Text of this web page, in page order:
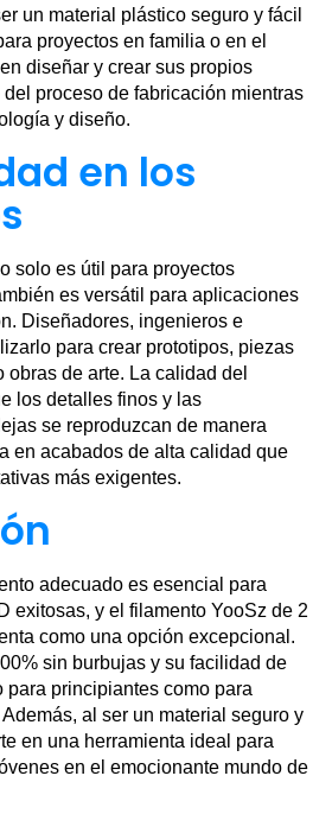
un material plástico seguro y fácil
proyectos en familia o en el
diseñar y crear sus propios
proceso de fabricación mientras
y diseño.
en los
solo es útil para proyectos
es versátil para aplicaciones
Diseñadores, ingenieros e
para crear prototipos, piezas
de arte. La calidad del
los detalles finos y las
se reproduzcan de manera
en acabados de alta calidad que
más exigentes.
adecuado es esencial para
exitosas, y el filamento YooSz de 2
como una opción excepcional.
sin burbujas y su facilidad de
para principiantes como para
al ser un material seguro y
en una herramienta ideal para
en el emocionante mundo de